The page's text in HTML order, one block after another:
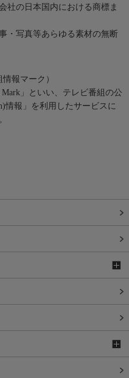
社の日本国内における商標ま
・写真等あらゆる素材の無断
報マーク）
」といい、テレビ番組の公
情報」を利用したサービスに